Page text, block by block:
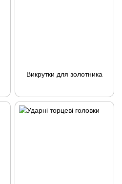
Викрутки для золотника